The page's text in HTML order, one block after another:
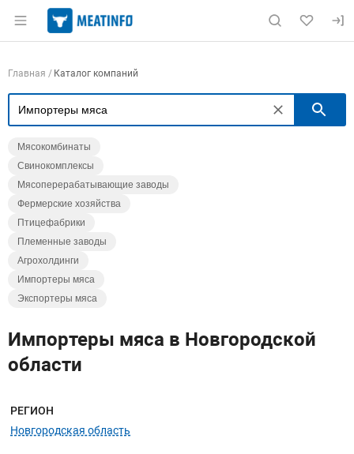
Раздел навигации по сайту meatinfo.ru
Навигация по компаниям
Главная Каталог компаний
Мясокомбинаты
Свинокомплексы
Мясоперерабатывающие заводы
Фермерские хозяйства
Птицефабрики
Племенные заводы
Агрохолдинги
Импортеры мяса
Экспортеры мяса
Импортеры мяса в Новгородской
области
Меню навигации
РЕГИОН
Новгородская область